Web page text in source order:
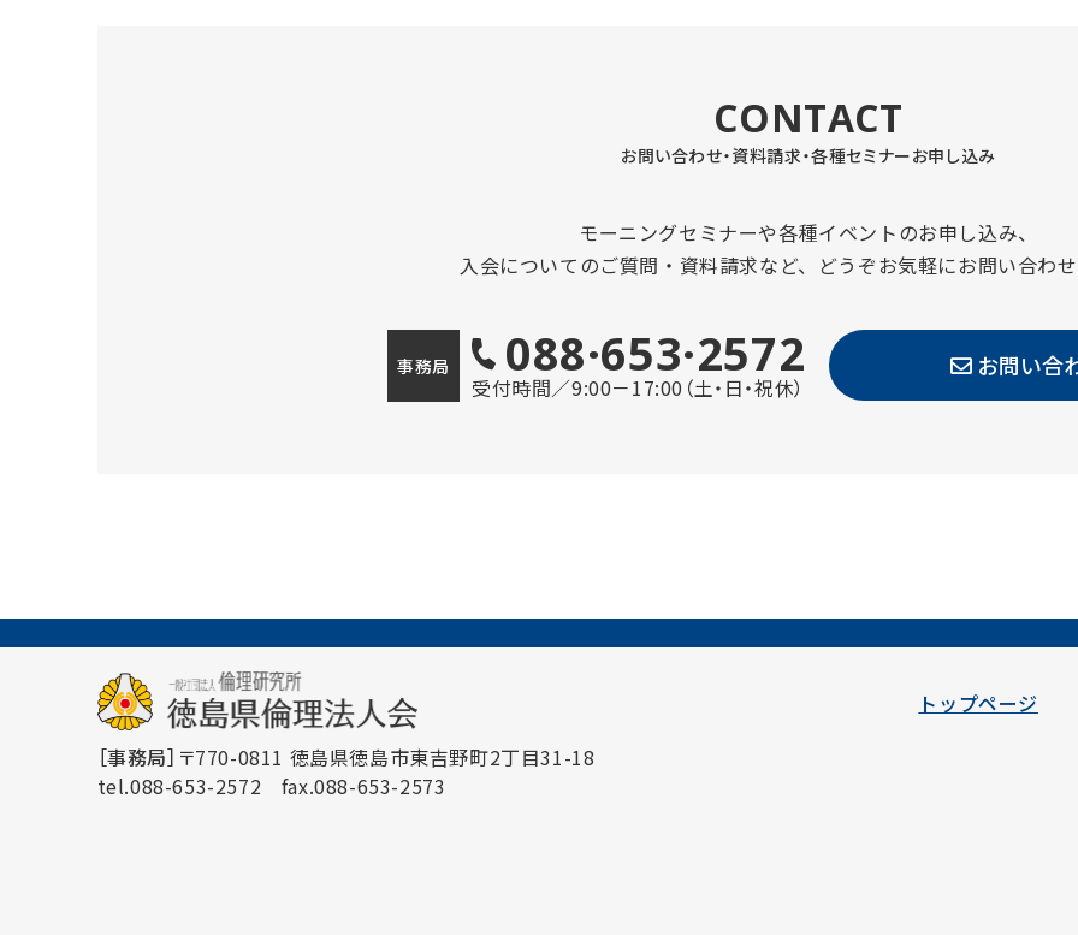
CONTACT
お問い合わせ・資料請求・各種セミナーお申し込み
モーニングセミナーや各種イベントのお申し込み、
入会についてのご質問・資料請求など、どうぞお気軽にお問い合わ
事務局 088·653·2572
受付時間／9:00－17:00（土・日・祝休）
お問い合
［事務局］ 〒770-0811 徳島県徳島市東吉野町2丁目31-18
tel.088-653-2572 fax.088-653-2573
トップページ